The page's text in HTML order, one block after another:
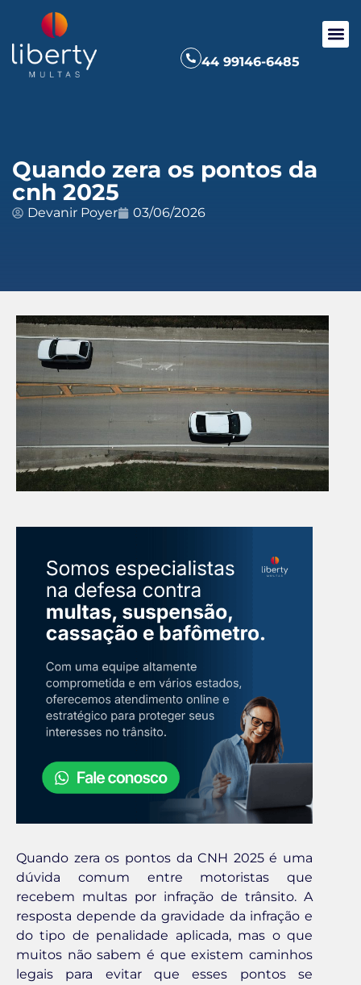
44 99146-6485
Quando zera os pontos da
cnh 2025
Devanir Poyer 03/06/2026
Quando zera os pontos da CNH 2025 é uma
dúvida comum entre motoristas que
recebem multas por infração de trânsito. A
resposta depende da gravidade da infração e
do tipo de penalidade aplicada, mas o que
muitos não sabem é que existem caminhos
legais para evitar que esses pontos se